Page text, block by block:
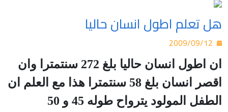
هل تعلم اطول انسان حاليا
ان اطول انسان حاليا بلغ 272 سنتمترا وان
اقصر انسان بلغ 58 سنتمترا هذا مع العلم ان
الطفل المولود يترواح طوله 45 و 50